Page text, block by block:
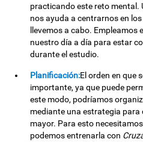
practicando este reto mental.
nos ayuda a centrarnos en
llevemos a cabo.
nuestro día a día para estar
durante el estudio.
Planificación:El orden en que
importante, ya que puede
este modo, podríamos
mediante una estrategia
mayor. Para esto
podemos entrenarla con